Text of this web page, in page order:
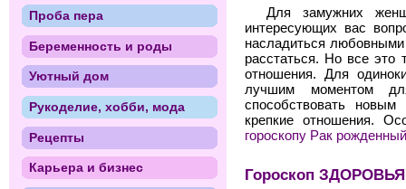
Для замужних
интересующих вас
насладиться любовными
расстаться. Но все это
отношения. Для
лучшим моментом
способствовать
крепкие отношения.
гороскопу Рак
Гороскоп ЗДОРОВЬЯ
Проба пера
Беременность и роды
Уютный дом
Рукоделие, хобби, мода
Рецепты
Карьера и бизнес